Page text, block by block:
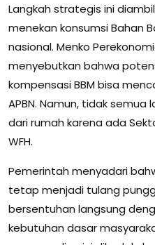
Langkah strategis ini
menekan konsumsi Bahan
nasional. Menko
menyebutkan bahwa
kompensasi BBM bisa
APBN. Namun, tidak semua
dari rumah karena ada
WFH.
Pemerintah menyadari
tetap menjadi tulang
bersentuhan langsung
kebutuhan dasar